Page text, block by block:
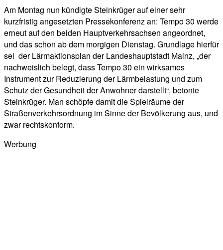
Am Montag nun kündigte Steinkrüger auf einer sehr
kurzfristig angesetzten Pressekonferenz an: Tempo 30 werde
erneut auf den beiden Hauptverkehrsachsen angeordnet,
und das schon ab dem morgigen Dienstag. Grundlage hierfür
sei der Lärmaktionsplan der Landeshauptstadt Mainz, „der
nachweislich belegt, dass Tempo 30 ein wirksames
Instrument zur Reduzierung der Lärmbelastung und zum
Schutz der Gesundheit der Anwohner darstellt“, betonte
Steinkrüger. Man schöpfe damit die Spielräume der
Straßenverkehrsordnung im Sinne der Bevölkerung aus, und
zwar rechtskonform.
Werbung